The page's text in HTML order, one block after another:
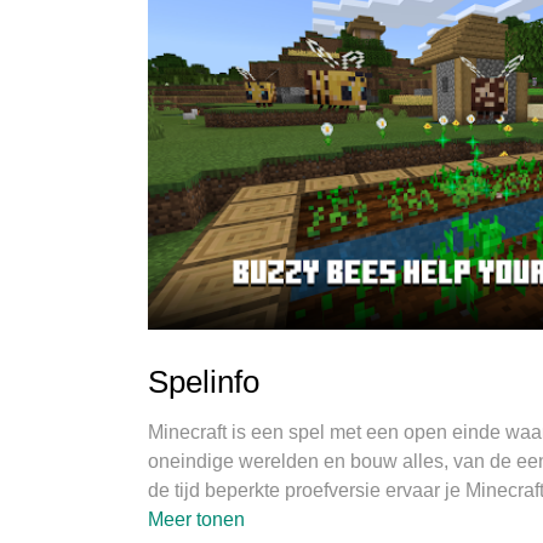
Spelinfo
Minecraft is een spel met een open einde
oneindige werelden en bouw alles, van de
de tijd beperkte proefversie ervaar je
maakt om gevaarlijke mobs af te weren.
Meer tonen